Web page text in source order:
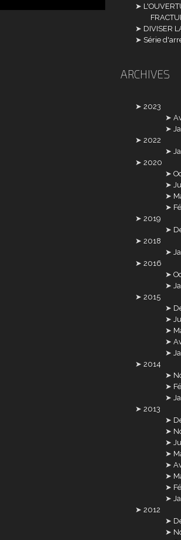
DIVISER
Série
ARCHIVES
2023
2022
2020
2019
2018
2016
2015
2014
2013
2012